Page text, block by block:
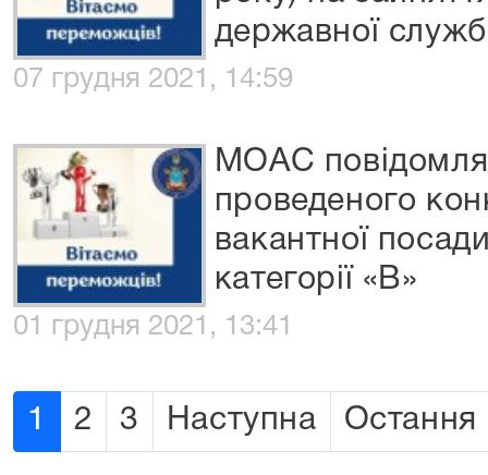
державної
07 грудня 2021, 14:59
МОАС
проведеного
вакантної
категорії «В»
01 грудня 2021, 13:41
1 2 3 Наступна Остання